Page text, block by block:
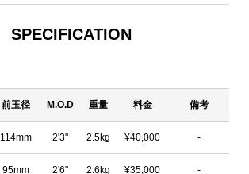
SPECIFICATION
前玉径 M.O.D 重量 料金 備考
114mm 2'3" 2.5kg ¥40,000 -
95mm 2'6" 2.6kg ¥35,000 -